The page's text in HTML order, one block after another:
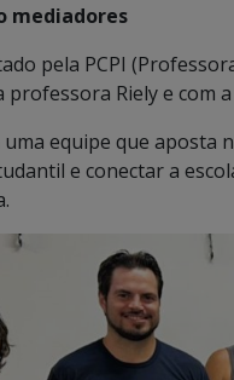
mediadores
pela PCPI
professora Riely e com
equipe que aposta
e conectar a